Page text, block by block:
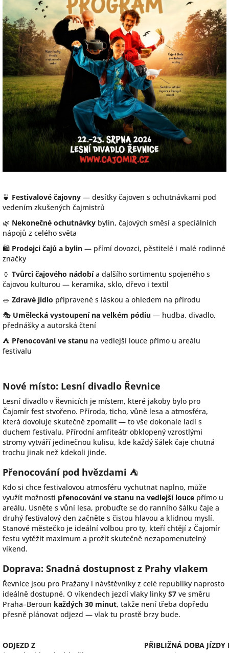
🍵 Festivalové čajovny — desítky čajoven s ochutnávkami pod
vedením zkušených čajmistrů
🌿 Nekonečné ochutnávky bylin, čajových směsí a speciálních
nápojů z celého světa
🛍️ Prodejci čajů a bylin — přímí dovozci, pěstitelé i malé rodinné
značky
🏺 Tvůrci čajového nádobía dalšího sortimentu spojeného s
čajovou kulturou — keramika, sklo, dřevo i textil
🥗 Zdravé jídlo připravené s láskou a ohledem na přírodu
🎭 Umělecká vystoupení na velkém pódiu — hudba, divadlo,
přednášky a autorská čtení
⛺ Přenocování ve stanu na vedlejší louce přímo u areálu
festivalu
Nové místo: Lesní divadlo Řevnice
Lesní divadlo v Řevnicích je místem, které jakoby bylo pro
Čajomír fest stvořeno. Příroda, ticho, vůně lesa a atmosféra,
která dovoluje skutečně zpomalit — to vše dokonale ladí s
duchem festivalu. Přírodní amfiteátr obklopený vzrostlými
stromy vytváří jedinečnou kulisu, kde každý šálek čaje chutná
trochu jinak než kdekoli jinde.
Přenocování pod hvězdami ⛺
Kdo si chce festivalovou atmosféru vychutnat naplno, může
využít možnosti přenocování ve stanu na vedlejší louce přímo u
areálu. Usněte s vůní lesa, probuďte se do ranního šálku čaje a
druhý festivalový den začněte s čistou hlavou a klidnou myslí.
Stanové městečko je ideální volbou pro ty, kteří chtějí z Čajomír
festu vytěžit maximum a prožít skutečně nezapomenutelný
víkend.
Doprava: Snadná dostupnost z Prahy vlakem
Řevnice jsou pro Pražany i návštěvníky z celé republiky naprosto
ideálně dostupné. O víkendech jezdí vlaky linky S7 ve směru
Praha–Beroun každých 30 minut, takže není třeba dopředu
přesně plánovat odjezd — vlak tu prostě brzy bude.
ODJEZD Z
PŘIBLIŽNÁ DOBA JÍZDY